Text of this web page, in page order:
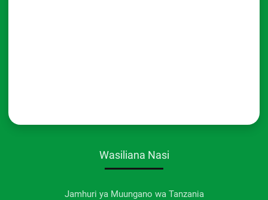
Wasiliana Nasi
Jamhuri ya Muungano wa Tanzania